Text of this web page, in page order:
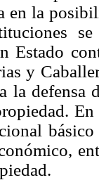
en la
Estado
y
la defensa